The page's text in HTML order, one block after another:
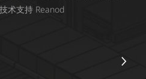
技术支持 Reanod